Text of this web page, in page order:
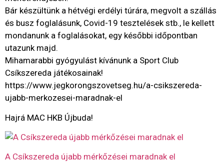
Bár készültünk a hétvégi erdélyi túrára, megvolt a szállás
és busz foglalásunk, Covid-19 tesztelések stb., le kellett
mondanunk a foglalásokat, egy későbbi időpontban
utazunk majd.
Mihamarabbi gyógyulást kívánunk a Sport Club
Csíkszereda játékosainak!
https://www.jegkorongszovetseg.hu/a-csikszereda-
ujabb-merkozesei-maradnak-el
Hajrá MAC HKB Újbuda!
A Csíkszereda újabb mérkőzései maradnak el